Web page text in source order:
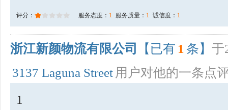
评分： 服务态度： 1 服务质量： 1 诚信度： 1
浙江新颜物流有限公司 【已有 1 条】 于
3137 Laguna Street 用户对他的一条点
1